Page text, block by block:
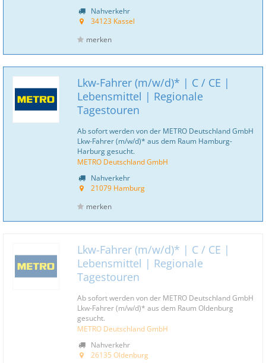
Nahverkehr
34123 Kassel
merken
Lkw-Fahrer (m/w/d)* | C / CE |
Lebensmittel | Regionale
Tagestouren
Ab sofort werden von der METRO Deutschland GmbH
Lkw-Fahrer (m/w/d)* aus dem Raum Hamburg-
Harburg gesucht.
METRO Deutschland GmbH
Nahverkehr
21079 Hamburg
merken
Lkw-Fahrer (m/w/d)* | C / CE |
Lebensmittel | Regionale
Tagestouren
Ab sofort werden von der METRO Deutschland GmbH
Lkw-Fahrer (m/w/d)* aus dem Raum Oldenburg
gesucht.
METRO Deutschland GmbH
Nahverkehr
26135 Oldenburg